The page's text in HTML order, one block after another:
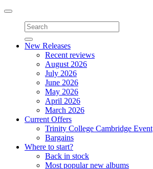
Toggle
navigation
New Releases
Recent reviews
August 2026
July 2026
June 2026
May 2026
April 2026
March 2026
Current Offers
Trinity College Cambridge Event
Bargains
Where to start?
Back in stock
Most popular new albums